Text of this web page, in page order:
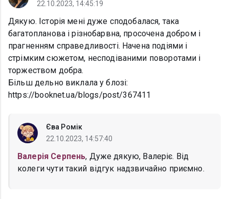
22.10.2023, 14:45:19
Дякую. Історія мені дуже сподобалася, така
багатопланова і різнобарвна, просочена добром і
прагненням справедливості. Начена подіями і
стрімким сюжетом, несподіваними поворотами і
торжеством добра.
Більш дельно виклала у блозі:
https://booknet.ua/blogs/post/367411
Єва Ромік
22.10.2023, 14:57:40
Валерія Серпень, Дуже дякую, Валеріє. Від
колеги чути такий відгук надзвичайно приємно.